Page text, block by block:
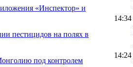
«Инспектор» и
пестицидов на полях в
под контролем
14:34
14:24